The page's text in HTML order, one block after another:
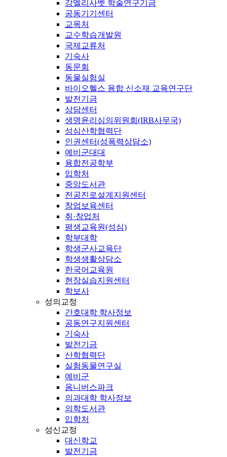
강엘리사벳 학술연구기금
공동기기센터
교목처
교수학습개발원
국제교류처
기숙사
동문회
동물실험실
바이오헬스 융합 신소재 교육연구단
발전기금
상담센터
생명윤리심의위원회(IRB사무국)
성심산학협력단
인권센터(성폭력상담소)
예비군대대
융합전공학부
입학처
중앙도서관
전공진로설계지원센터
창업보육센터
취·창업처
평생교육원(성심)
학부대학
학생군사교육단
학생생활상담소
한국어교육원
현장실습지원센터
학보사
성의교정
간호대학 학사정보
공동연구지원센터
기숙사
발전기금
산학협력단
실험동물연구실
예비군
옴니버스파크
의과대학 학사정보
의학도서관
입학처
성신교정
대신학교
발전기금